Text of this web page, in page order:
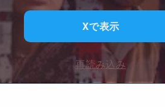
Xで表示
再読み込み